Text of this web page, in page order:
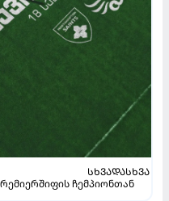
ᲡᲮᲕᲐᲓᲐᲡᲮᲕᲐ
ჩემპიონთან